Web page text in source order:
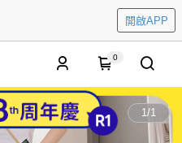
開啟APP
0
1/1